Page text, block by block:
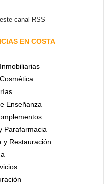
canal RSS
EN COSTA
Enseñanza
Parafarmacia
y Restauración